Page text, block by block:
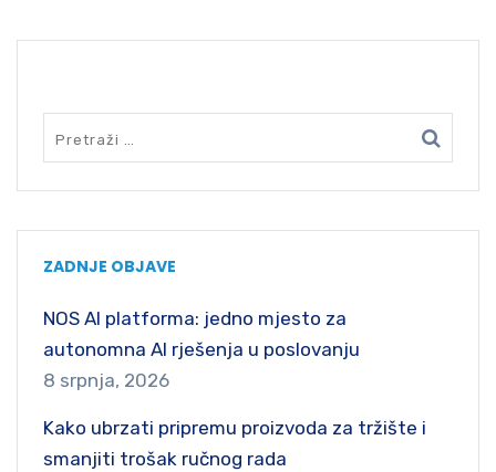
ZADNJE OBJAVE
NOS AI platforma: jedno mjesto za
autonomna AI rješenja u poslovanju
8 srpnja, 2026
Kako ubrzati pripremu proizvoda za tržište i
smanjiti trošak ručnog rada